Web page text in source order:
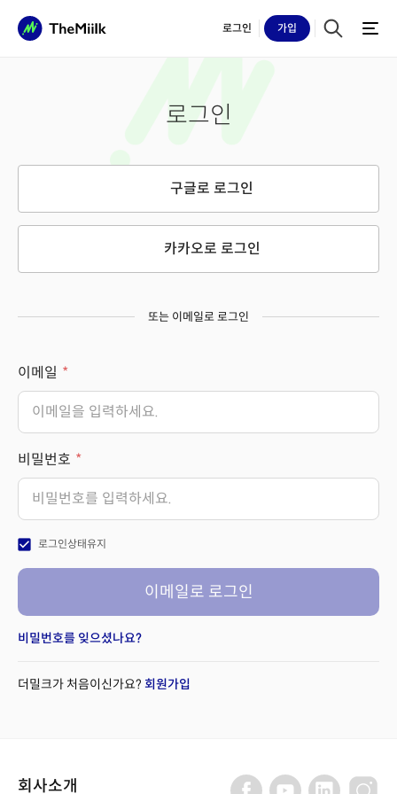
로그인 가입
로그인
구글로 로그인
카카오로 로그인
또는 이메일로 로그인
이메일
비밀번호
check_box 로그인상태유지
이메일로 로그인
비밀번호를 잊으셨나요?
더밀크가 처음이신가요? 회원가입
회사소개